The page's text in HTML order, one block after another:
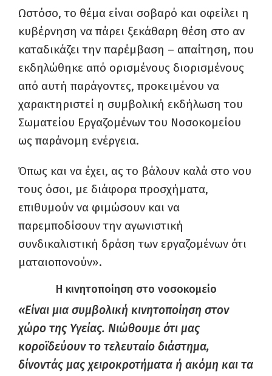
Ωστόσο, το θέμα είναι σοβαρό και οφείλει η
κυβέρνηση να πάρει ξεκάθαρη θέση στο αν
καταδικάζει την παρέμβαση – απαίτηση, που
εκδηλώθηκε από ορισμένους διορισμένους
από αυτή παράγοντες, προκειμένου να
χαρακτηριστεί η συμβολική εκδήλωση του
Σωματείου Εργαζομένων του Νοσοκομείου
ως παράνομη ενέργεια.
Όπως και να έχει, ας το βάλουν καλά στο νου
τους όσοι, με διάφορα προσχήματα,
επιθυμούν να φιμώσουν και να
παρεμποδίσουν την αγωνιστική
συνδικαλιστική δράση των εργαζομένων ότι
ματαιοπονούν».
Η κινητοποίηση στο νοσοκομείο
«Είναι μια συμβολική κινητοποίηση στον
χώρο της Υγείας. Νιώθουμε ότι μας
κοροϊδεύουν το τελευταίο διάστημα,
δίνοντάς μας χειροκροτήματα ή ακόμη και τα